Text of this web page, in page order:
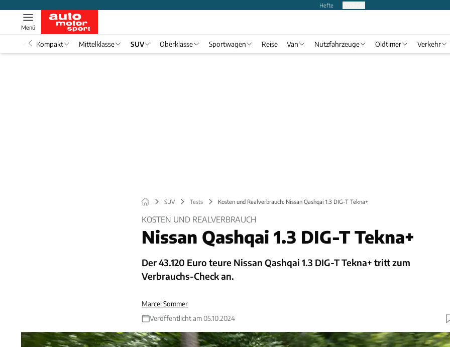
Hefte
Menü
Kompakt Mittelklasse SUV Oberklasse Sportwagen Reise Van Nutzfahrzeuge Oldtimer Verkehr
SUV Tests Kosten und Realverbrauch: Nissan Qashqai 1.3 DIG-T Tekna+
KOSTEN UND REALVERBRAUCH
Nissan Qashqai 1.3 DIG-T Tekna+
Der 43.120 Euro teure Nissan Qashqai 1.3 DIG-T Tekna+ tritt zum
Verbrauchs-Check an.
Marcel Sommer
Veröffentlicht am 05.10.2024